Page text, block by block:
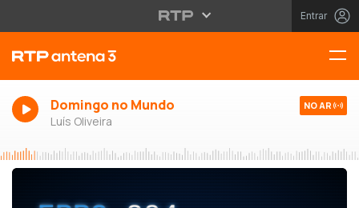
Entrar
Domingo no Mundo
Luís Oliveira
NO AR